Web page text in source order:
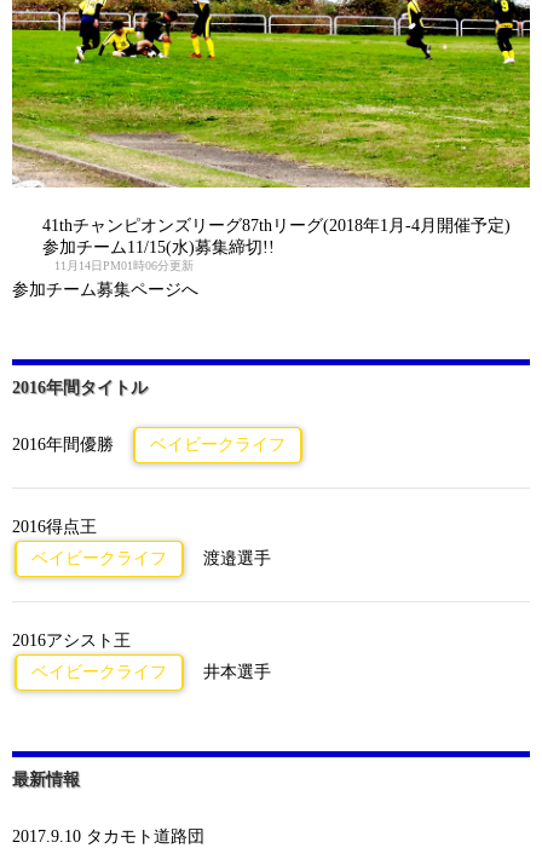
41thチャンピオンズリーグ87thリーグ(2018年1月-4月開催予定)
参加チーム11/15(水)募集締切!!
11月14日PM01時06分更新
参加チーム募集ページへ
2016年間タイトル
2016年間優勝 ベイビークライフ
2016得点王
ベイビークライフ
渡邉選手
2016アシスト王
ベイビークライフ
井本選手
最新情報
2017.9.10 タカモト道路団